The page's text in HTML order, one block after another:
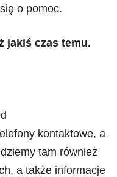
o pomoc.
jakiś czas temu.
kontaktowe, a
tam również
a także informacje